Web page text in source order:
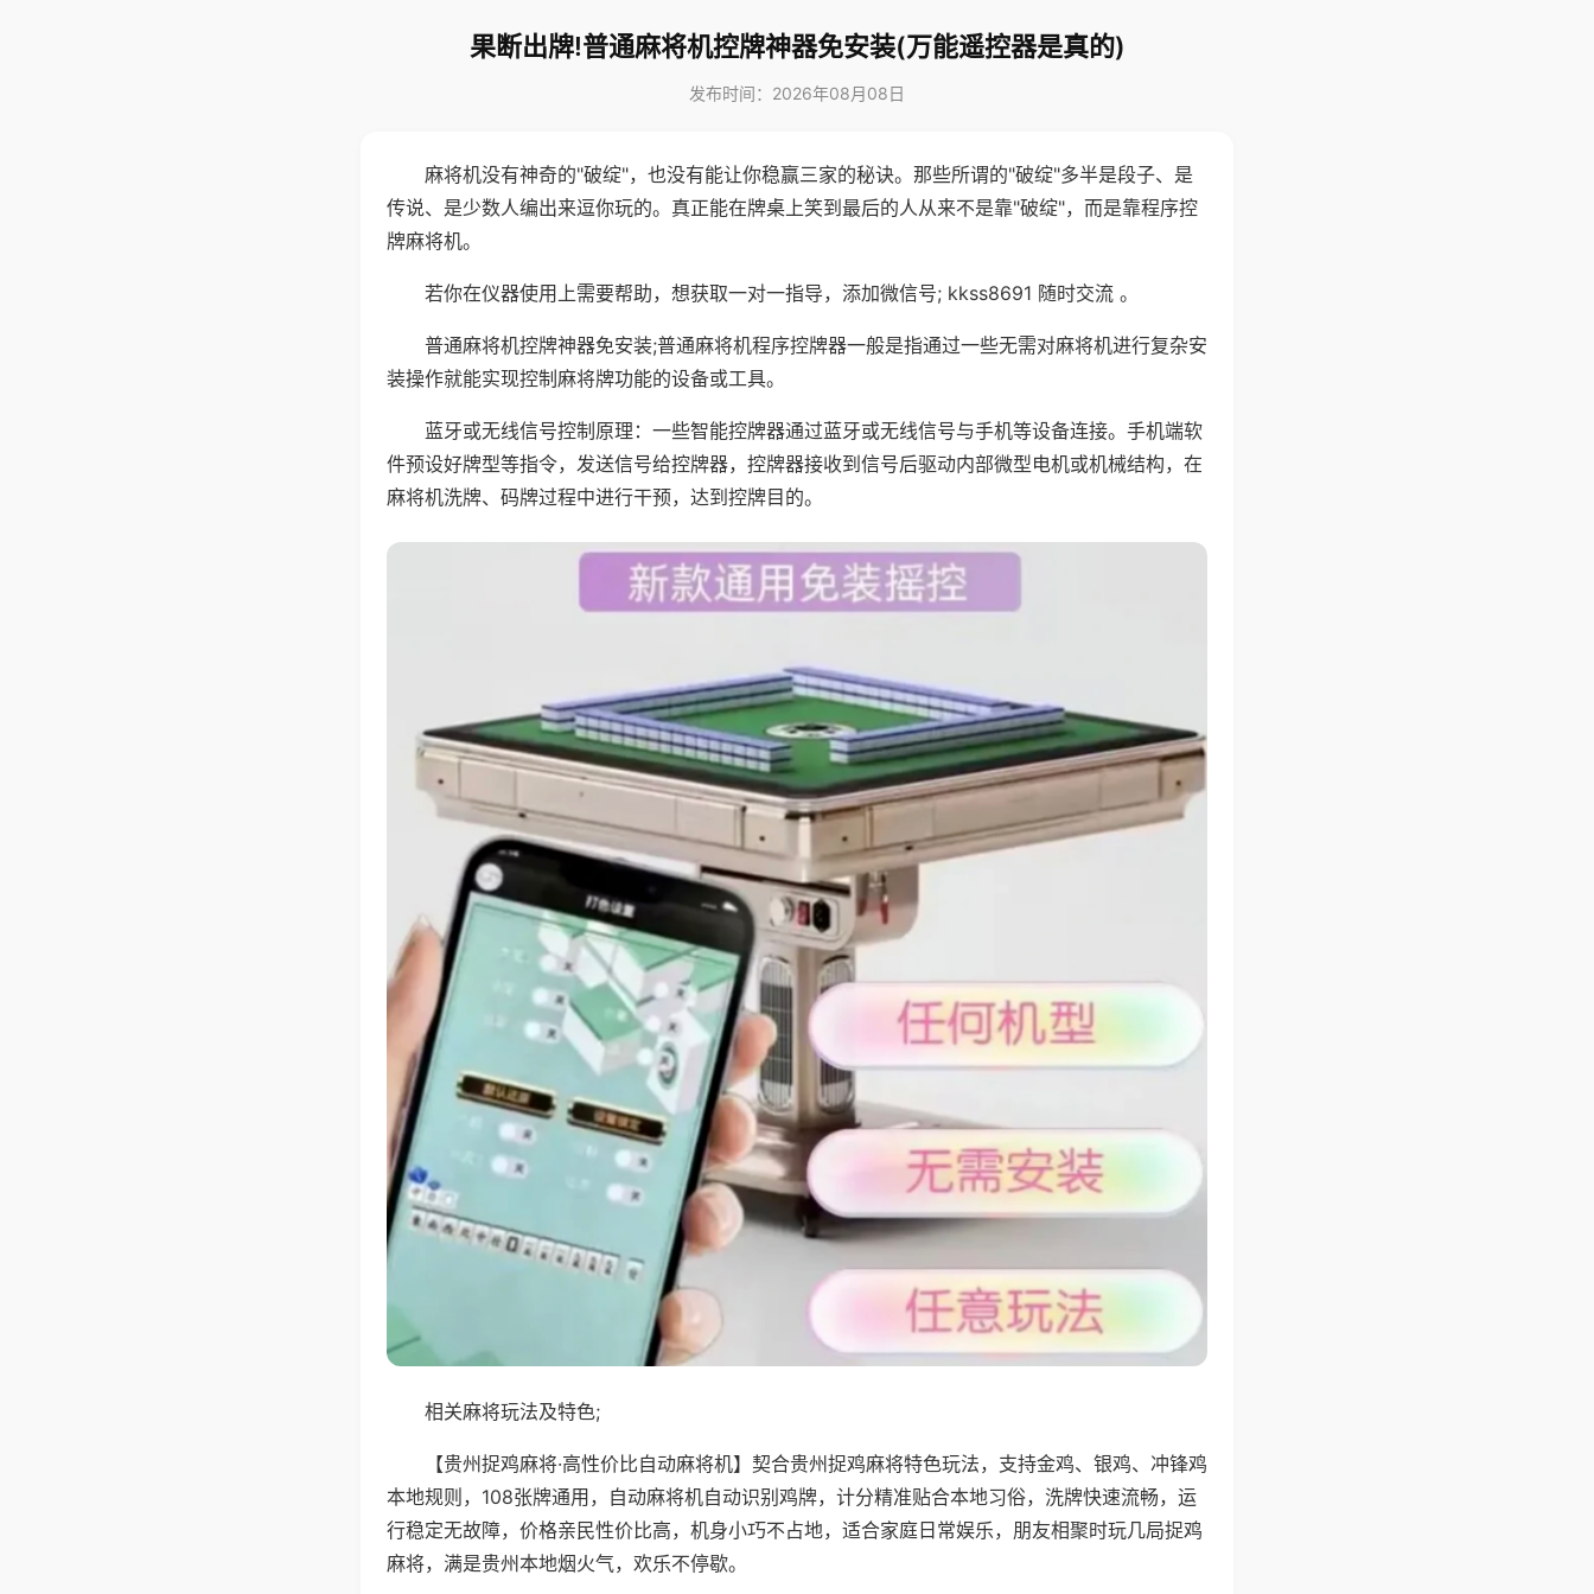
果断出牌!普通麻将机控牌神器免安装(万能遥控器是真的)
发布时间：2026年08月08日
麻将机没有神奇的"破绽"，也没有能让你稳赢三家的秘诀。那些所谓的"破绽"多半是段子、是
传说、是少数人编出来逗你玩的。真正能在牌桌上笑到最后的人从来不是靠"破绽"，而是靠程序控
牌麻将机。
若你在仪器使用上需要帮助，想获取一对一指导，添加微信号; kkss8691 随时交流 。
普通麻将机控牌神器免安装;普通麻将机程序控牌器一般是指通过一些无需对麻将机进行复杂安
装操作就能实现控制麻将牌功能的设备或工具。
蓝牙或无线信号控制原理：一些智能控牌器通过蓝牙或无线信号与手机等设备连接。手机端软
件预设好牌型等指令，发送信号给控牌器，控牌器接收到信号后驱动内部微型电机或机械结构，在
麻将机洗牌、码牌过程中进行干预，达到控牌目的。
相关麻将玩法及特色;
【贵州捉鸡麻将·高性价比自动麻将机】契合贵州捉鸡麻将特色玩法，支持金鸡、银鸡、冲锋鸡
本地规则，108张牌通用，自动麻将机自动识别鸡牌，计分精准贴合本地习俗，洗牌快速流畅，运
行稳定无故障，价格亲民性价比高，机身小巧不占地，适合家庭日常娱乐，朋友相聚时玩几局捉鸡
麻将，满是贵州本地烟火气，欢乐不停歇。